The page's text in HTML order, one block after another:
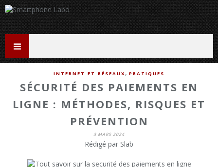
INTERNET ET RÉSEAUX, PRATIQUES
SÉCURITÉ DES PAIEMENTS EN
LIGNE : MÉTHODES, RISQUES ET
PRÉVENTION
3 MARS 2024
Rédigé par Slab